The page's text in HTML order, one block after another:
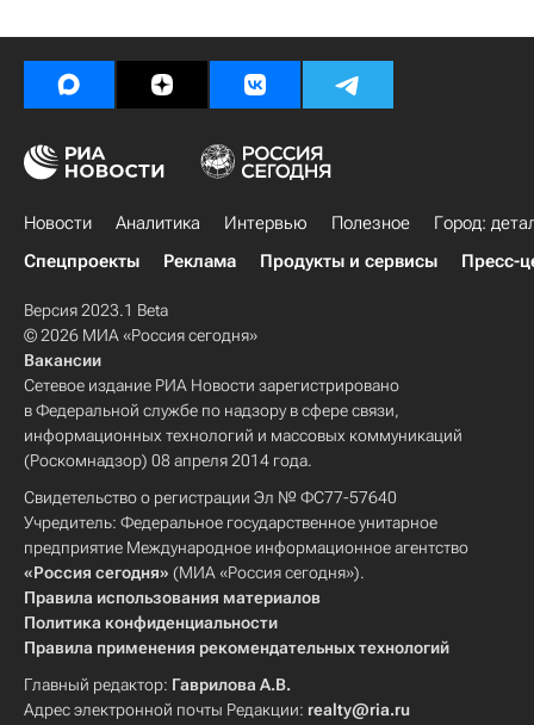
Новости Аналитика Интервью Полезное
Город:
Спецпроекты
Реклама Продукты и сервисы Пресс-
Версия 2023.1 Beta
© 2026 МИА «Россия сегодня»
Вакансии
Сетевое издание РИА Новости зарегистрировано
в Федеральной службе по надзору в сфере связи,
информационных технологий и массовых коммуникаций
(Роскомнадзор) 08 апреля 2014 года.
Свидетельство о регистрации Эл № ФС77-57640
Учредитель: Федеральное государственное унитарное
предприятие Международное информационное агентство
«Россия сегодня» (МИА «Россия сегодня»).
Правила использования материалов
Политика конфиденциальности
Правила применения рекомендательных технологий
Главный редактор: Гаврилова А.В.
Адрес электронной почты Редакции: realty@ria.ru